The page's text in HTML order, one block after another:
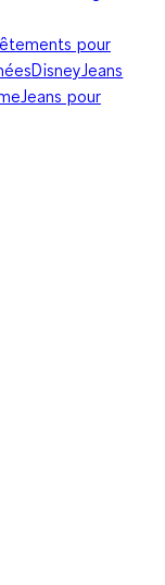
pour
Disney Jeans
Jeans pour